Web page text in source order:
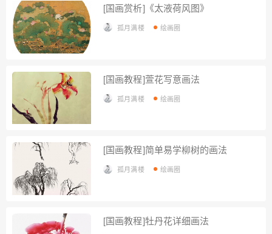
[国画赏析]《太液荷风图》
孤月满楼 绘画圈
[国画教程]萱花写意画法
孤月满楼 绘画圈
[国画教程]简单易学柳树的画法
孤月满楼 绘画圈
[国画教程]牡丹花详细画法